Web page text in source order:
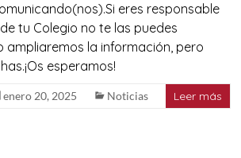
eres responsable
tu Colegio no te las puedes
ampliaremos la información, pero
esperamos!
enero 20, 2025 Noticias Leer más